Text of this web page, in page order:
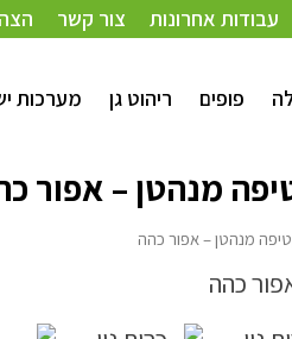
עבודות אחרונות צור קשר
פופים ריהוט גן מערכות